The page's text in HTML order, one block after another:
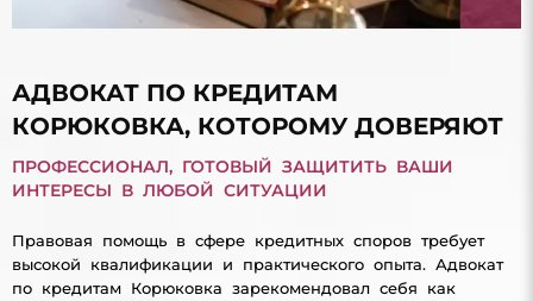
АДВОКАТ ПО КРЕДИТАМ
КОРЮКОВКА, КОТОРОМУ ДОВЕРЯЮТ
ПРОФЕССИОНАЛ, ГОТОВЫЙ ЗАЩИТИТЬ ВАШИ
ИНТЕРЕСЫ В ЛЮБОЙ СИТУАЦИИ
Правовая помощь в сфере кредитных споров требует
высокой квалификации и практического опыта. Адвокат
по кредитам Корюковка зарекомендовал себя как